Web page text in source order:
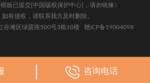
模板已提交 [中国版权保护中心]
，请勿镜像）
有侵权，请联系我方及时删除。
谷滩区绿茵路500号3栋10楼 赣ICP备19004098
咨询电话